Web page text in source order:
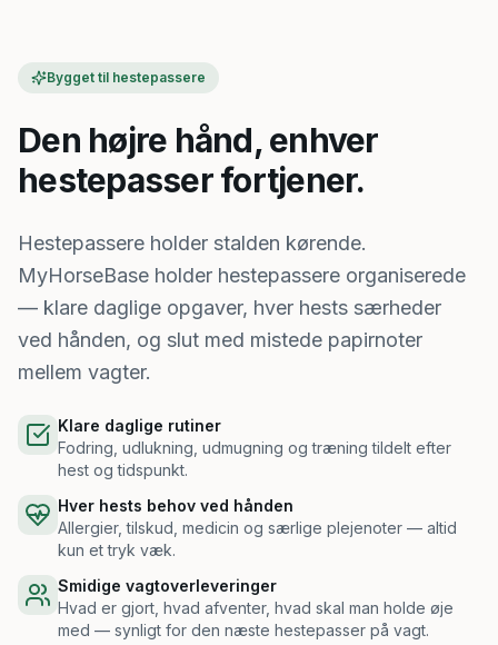
Bygget til hestepassere
Den højre hånd, enhver
hestepasser fortjener.
Hestepassere holder stalden kørende.
MyHorseBase holder hestepassere organiserede
— klare daglige opgaver, hver hests særheder
ved hånden, og slut med mistede papirnoter
mellem vagter.
Klare daglige rutiner
Fodring, udlukning, udmugning og træning tildelt efter
hest og tidspunkt.
Hver hests behov ved hånden
Allergier, tilskud, medicin og særlige plejenoter — altid
kun et tryk væk.
Smidige vagtoverleveringer
Hvad er gjort, hvad afventer, hvad skal man holde øje
med — synligt for den næste hestepasser på vagt.